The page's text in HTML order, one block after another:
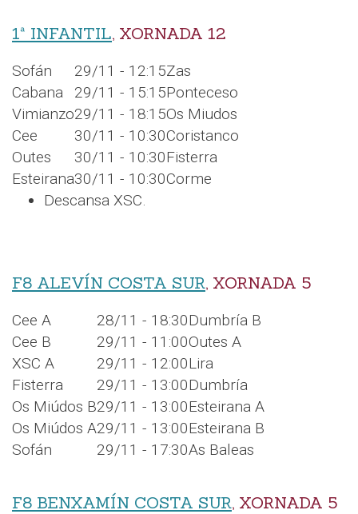
1ª INFANTIL, XORNADA 12
Sofán 29/11 - 12:15Zas
Cabana
29/11 - 15:15Ponteceso
Vimianzo29/11 - 18:15Os Miudos
Cee
30/11 - 10:30Coristanco
Outes
30/11 - 10:30Fisterra
Esteirana30/11 - 10:30Corme
Descansa XSC.
F8 ALEVÍN COSTA SUR, XORNADA 5
Cee A 28/11 - 18:30Dumbría B
Cee B
29/11 - 11:00Outes A
XSC A
29/11 - 12:00Lira
Fisterra
29/11 - 13:00Dumbría
Os Miúdos B29/11 - 13:00Esteirana A
Os Miúdos A29/11 - 13:00Esteirana B
Sofán
29/11 - 17:30As Baleas
F8 BENXAMÍN COSTA SUR, XORNADA 5